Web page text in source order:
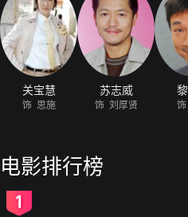
关宝慧
饰 思施
苏志威
饰 刘厚贤
电影排行榜